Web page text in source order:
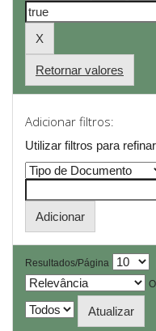
Retornar valores
Adicionar filtros:
Utilizar filtros para
Resultados/Página